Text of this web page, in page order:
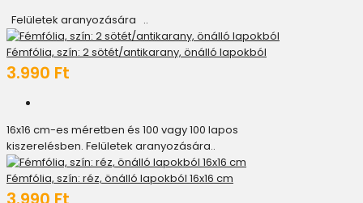
Felületek aranyozására ..
Fémfólia, szín: 2 sötét/antikarany, önálló lapokból
3.990 Ft
16x16 cm-es méretben és 100 vagy 100 lapos
kiszerelésben. Felületek aranyozására..
Fémfólia, szín: réz, önálló lapokból 16x16 cm